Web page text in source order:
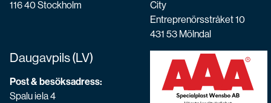
116 40 Stockholm
City
Entreprenörsstråket 10
431 53 Mölndal
Daugavpils (LV)
Post & besöksadress:
Spalu iela 4